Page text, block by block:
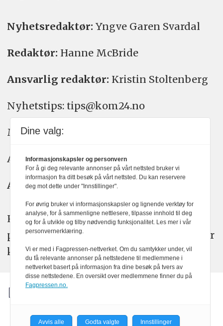
Nyhetsredaktør: Yngve Garen Svardal
Redaktør: Hanne McBride
Ansvarlig redaktør: Kristin Stoltenberg
Nyhetstips: tips@kom24.no
Meninger: meninger@kom24.no
Annonse: annonse@watchmedia.no
Abonnement:kom24@watchmedia.no
KOM24 arbeider etter Vær Varsom-
plakatens regler for god presseskikk. Her
kan du lese mer omPFUsarbeid.
Dine valg:
Informasjonskapsler og personvern
For å gi deg relevante annonser på vårt nettsted bruker vi
informasjon fra ditt besøk på vårt nettsted. Du kan reservere
deg mot dette under "Innstillinger".
For øvrig bruker vi informasjonskapsler og lignende verktøy for
analyse, for å sammenligne nettlesere, tilpasse innhold til deg
og for å utvikle og tilby nødvendig funksjonalitet. Les mer i vår
personvernerklæring.
Vi er med i Fagpressen-nettverket. Om du samtykker under, vil
du få relevante annonser på nettstedene til medlemmene i
nettverket basert på informasjon fra dine besøk på tvers av
disse nettstedene. En oversikt over medlemmene finner du på
Fagpressen.no.
Avvis alle Godta valgte Innstillinger